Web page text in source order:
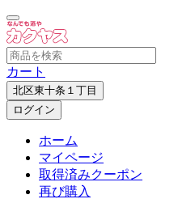
カート
北区東十条１丁目
ログイン
ホーム
マイページ
取得済みクーポン
再び購入